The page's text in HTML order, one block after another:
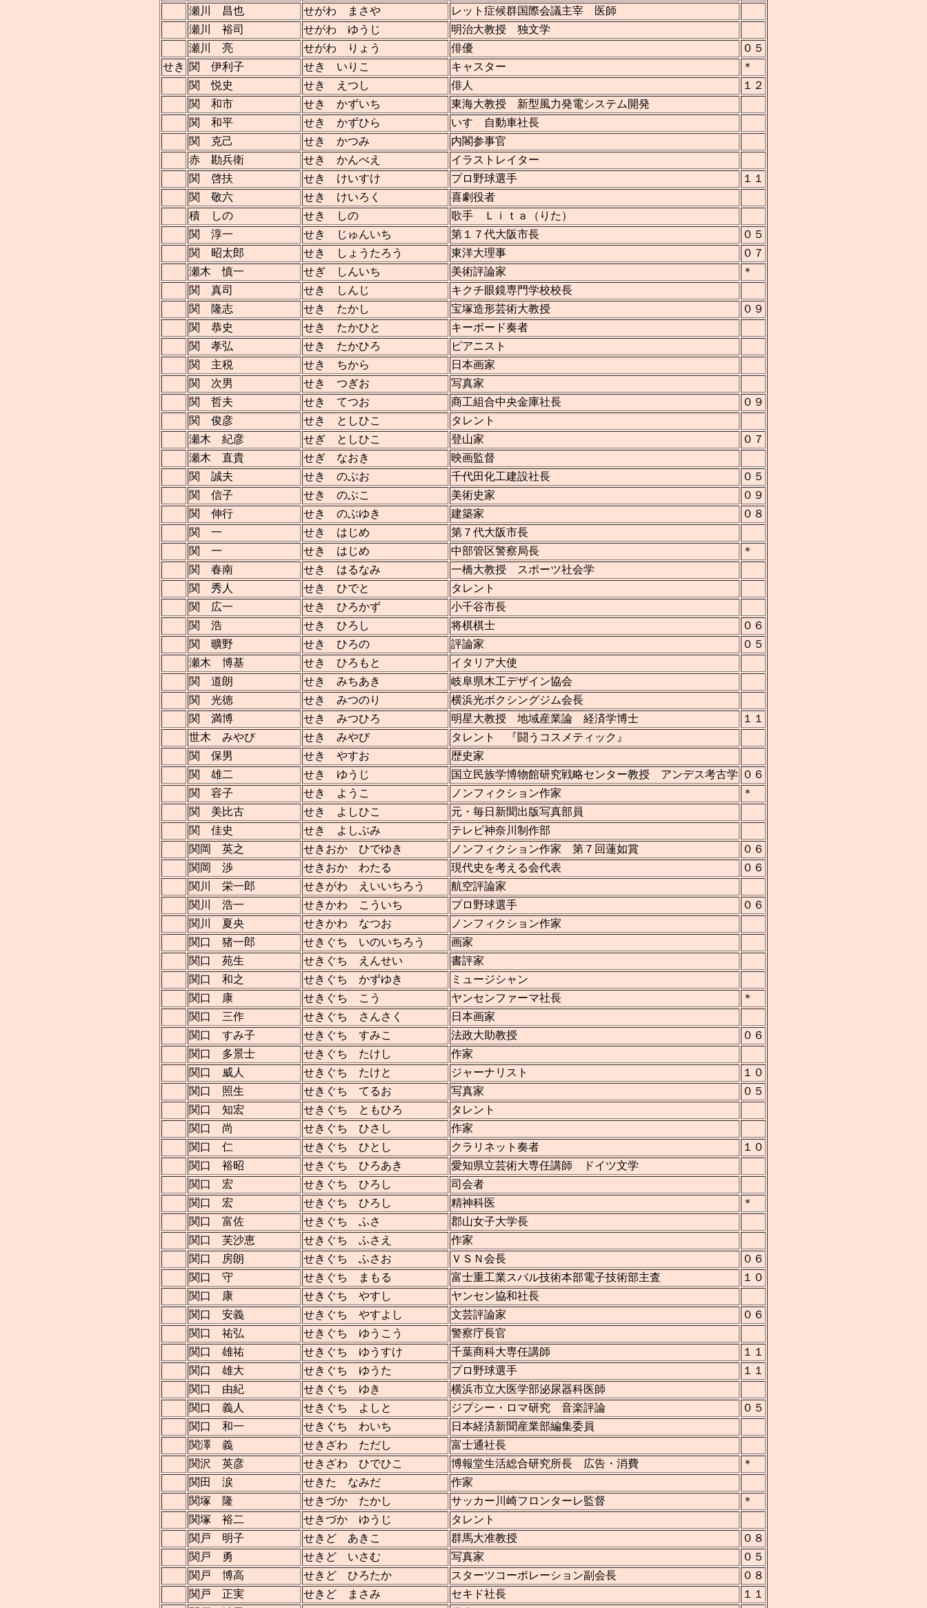
瀬川 昌也
せがわ まさや
レット症候群国際会議主宰 医師
瀬川 裕司
せがわ ゆうじ
明治大教授 独文学
瀬川 亮
せがわ りょう 俳優
０５
せき 関 伊利子 せき いりこ キャスター
＊
関 悦史
せき えつし 俳人
１２
関 和市
せき かずいち
東海大教授 新型風力発電システム開発
関 和平
せき かずひら
いすゞ自動車社長
関 克己
せき かつみ
内閣参事官
赤 勘兵衛
せき かんべえ
イラストレイター
関 啓扶
せき けいすけ プロ野球選手
１１
関 敬六
せき けいろく
喜劇役者
積 しの
せき しの
歌手 Ｌｉｔａ（りた）
関 淳一
せき じゅんいち 第１７代大阪市長
０５
関 昭太郎
せき しょうたろう 東洋大理事
０７
瀬木 慎一
せぎ しんいち 美術評論家
＊
関 真司
せき しんじ
キクチ眼鏡専門学校校長
関 隆志
せき たかし 宝塚造形芸術大教授
０９
関 恭史
せき たかひと
キーボード奏者
関 孝弘
せき たかひろ
ピアニスト
関 主税
せき ちから
日本画家
関 次男
せき つぎお
写真家
関 哲夫
せき てつお 商工組合中央金庫社長
０９
関 俊彦
せき としひこ
タレント
瀬木 紀彦
せぎ としひこ 登山家
０７
瀬木 直貴
せぎ なおき
映画監督
関 誠夫
せき のぶお 千代田化工建設社長
０５
関 信子
せき のぶこ 美術史家
０９
関 伸行
せき のぶゆき 建築家
０８
関 一
せき はじめ
第７代大阪市長
関 一
せき はじめ 中部管区警察局長
＊
関 春南
せき はるなみ
一橋大教授 スポーツ社会学
関 秀人
せき ひでと
タレント
関 広一
せき ひろかず
小千谷市長
関 浩
せき ひろし 将棋棋士
０６
関 曠野
せき ひろの 評論家
０５
瀬木 博基
せき ひろもと
イタリア大使
関 道朗
せき みちあき
岐阜県木工デザイン協会
関 光徳
せき みつのり
横浜光ボクシングジム会長
関 満博
せき みつひろ 明星大教授 地域産業論 経済学博士
１１
世木 みやび
せき みやび
タレント 『闘うコスメティック』
関 保男
せき やすお
歴史家
関 雄二
せき ゆうじ 国立民族学博物館研究戦略センター教授 アンデス考古学 ０６
関 容子
せき ようこ ノンフィクション作家
＊
関 美比古
せき よしひこ
元・毎日新聞出版写真部員
関 佳史
せき よしぶみ
テレビ神奈川制作部
関岡 英之
せきおか ひでゆき ノンフィクション作家 第７回蓮如賞
０６
関岡 渉
せきおか わたる 現代史を考える会代表
０６
関川 栄一郎
せきがわ えいいちろう
航空評論家
関川 浩一
せきかわ こういち プロ野球選手
０６
関川 夏央
せきかわ なつお
ノンフィクション作家
関口 猪一郎
せきぐち いのいちろう
画家
関口 苑生
せきぐち えんせい
書評家
関口 和之
せきぐち かずゆき
ミュージシャン
関口 康
せきぐち こう ヤンセンファーマ社長
＊
関口 三作
せきぐち さんさく
日本画家
関口 すみ子
せきぐち すみこ 法政大助教授
０６
関口 多景士
せきぐち たけし
作家
関口 威人
せきぐち たけと ジャーナリスト
１０
関口 照生
せきぐち てるお 写真家
０５
関口 知宏
せきぐち ともひろ
タレント
関口 尚
せきぐち ひさし
作家
関口 仁
せきぐち ひとし クラリネット奏者
１０
関口 裕昭
せきぐち ひろあき
愛知県立芸術大専任講師 ドイツ文学
関口 宏
せきぐち ひろし
司会者
関口 宏
せきぐち ひろし 精神科医
＊
関口 富佐
せきぐち ふさ
郡山女子大学長
関口 芙沙恵
せきぐち ふさえ
作家
関口 房朗
せきぐち ふさお ＶＳＮ会長
０６
関口 守
せきぐち まもる 富士重工業スバル技術本部電子技術部主査
１０
関口 康
せきぐち やすし
ヤンセン協和社長
関口 安義
せきぐち やすよし 文芸評論家
０６
関口 祐弘
せきぐち ゆうこう
警察庁長官
関口 雄祐
せきぐち ゆうすけ 千葉商科大専任講師
１１
関口 雄大
せきぐち ゆうた プロ野球選手
１１
関口 由紀
せきぐち ゆき
横浜市立大医学部泌尿器科医師
関口 義人
せきぐち よしと ジプシー・ロマ研究 音楽評論
０５
関口 和一
せきぐち わいち
日本経済新聞産業部編集委員
関澤 義
せきざわ ただし
富士通社長
関沢 英彦
せきざわ ひでひこ 博報堂生活総合研究所長 広告・消費
＊
関田 涙
せきた なみだ
作家
関塚 隆
せきづか たかし サッカー川崎フロンターレ監督
＊
関塚 裕二
せきづか ゆうじ
タレント
関戸 明子
せきど あきこ 群馬大准教授
０８
関戸 勇
せきど いさむ 写真家
０５
関戸 博高
せきど ひろたか スターツコーポレーション副会長
０８
関戸 正実
せきど まさみ セキド社長
１１